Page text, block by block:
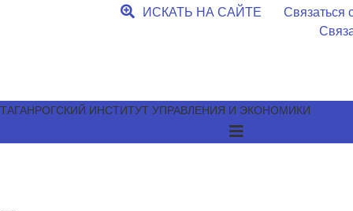
ИСКАТЬ НА САЙТЕ
Связаться
ТАГАНРОГСКИЙ ИНСТИТУТ УПРАВЛЕНИЯ И ЭКОНОМИКИ